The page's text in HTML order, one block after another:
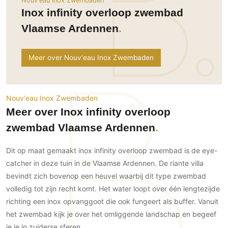
Woondecoratie
Inrichting
Roomdividers
Verlichting
Haarden
Trappen
Keuken
Keukens
Keukenapparatuur
Keukenbladen
Ramen
Deursystemen
Glazen wandsystemen
Zonwering
Buitenshutters
Overig
Autolift
3D visualisaties
Gevel
Tuinmeubelen
Tuinverlichting
Omheining
Buitenvloeren
Houten buitenvloeren
Natuursteen en keramiek
buitenvloeren
Vlonders
Kinderkamer
Serre/Veranda
Toilet
Werkkamer
Wijnkelder
Woonkamer
Buitenkijken
Bijgebouw / Poolhouse
Tuin
Villa
Zwembad
Inox infinity overloop zwembad
Vlaamse Ardennen
Meer over Nouv'eau Inox Zwembaden
Nouv'eau Inox Zwembaden
Meer over Inox infinity overloop
zwembad Vlaamse Ardennen
Dit op maat gemaakt inox infinity overloop zwembad is de eye-
catcher in deze tuin in de Vlaamse Ardennen. De riante villa
bevindt zich bovenop een heuvel waarbij dit type zwembad
volledig tot zijn recht komt. Het water loopt over één lengtezijde
richting een inox opvanggoot die ook fungeert als buffer. Vanuit
het zwembad kijk je over het omliggende landschap en begeef